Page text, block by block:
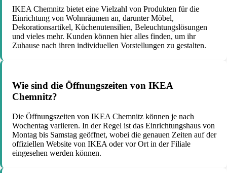
IKEA Chemnitz bietet eine Vielzahl von Produkten für die
Einrichtung von Wohnräumen an, darunter Möbel,
Dekorationsartikel, Küchenutensilien, Beleuchtungslösungen
und vieles mehr. Kunden können hier alles finden, um ihr
Zuhause nach ihren individuellen Vorstellungen zu gestalten.
Wie sind die Öffnungszeiten von IKEA
Chemnitz?
Die Öffnungszeiten von IKEA Chemnitz können je nach
Wochentag variieren. In der Regel ist das Einrichtungshaus von
Montag bis Samstag geöffnet, wobei die genauen Zeiten auf der
offiziellen Website von IKEA oder vor Ort in der Filiale
eingesehen werden können.